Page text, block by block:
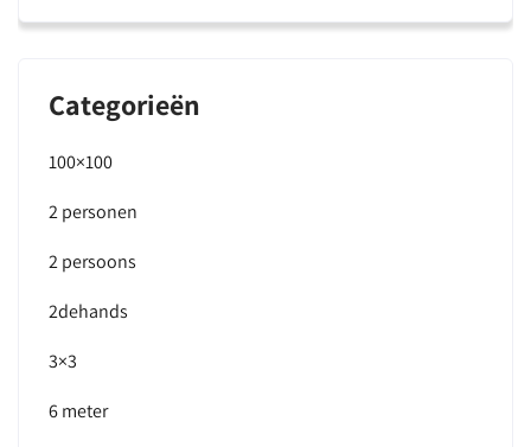
Categorieën
100×100
2 personen
2 persoons
2dehands
3×3
6 meter